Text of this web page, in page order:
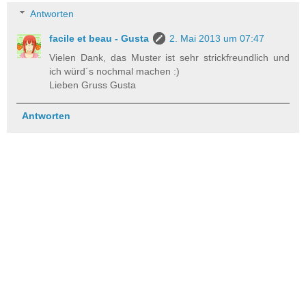
Antworten
facile et beau - Gusta
2. Mai 2013 um 07:47
Vielen Dank, das Muster ist sehr strickfreundlich und
ich würd´s nochmal machen :)
Lieben Gruss Gusta
Antworten